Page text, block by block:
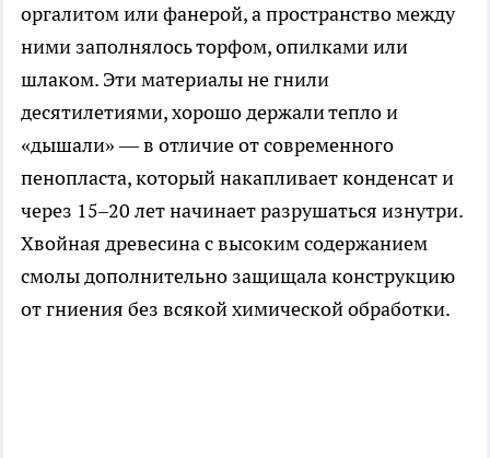
оргалитом или фанерой, а пространство между
ними заполнялось торфом, опилками или
шлаком. Эти материалы не гнили
десятилетиями, хорошо держали тепло и
«дышали» — в отличие от современного
пенопласта, который накапливает конденсат и
через 15–20 лет начинает разрушаться изнутри.
Хвойная древесина с высоким содержанием
смолы дополнительно защищала конструкцию
от гниения без всякой химической обработки.